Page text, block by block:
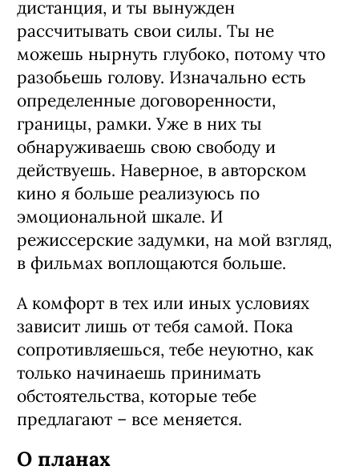
О кино и сериалах
Авторское кино и сериал – разные
вещи. Приведу метафору: вот ты
набираешь много воздуха в легкие и
ныряешь (например, опускаешься на
дно океана). К концу погружения
кислород заканчивается – и ты быстро
всплываешь наверх. Это авторское
кино. В сериале у тебя большая
дистанция, и ты вынужден
рассчитывать свои силы. Ты не
можешь нырнуть глубоко, потому что
разобьешь голову. Изначально есть
определенные договоренности,
границы, рамки. Уже в них ты
обнаруживаешь свою свободу и
действуешь. Наверное, в авторском
кино я больше реализуюсь по